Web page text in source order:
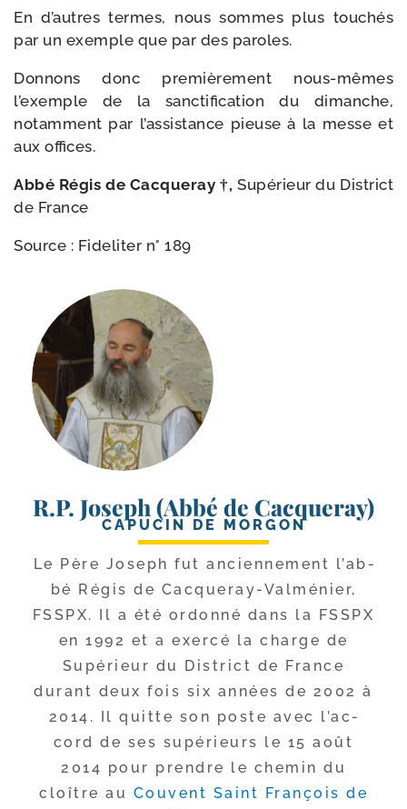
En d’autres termes, nous sommes plus tou­chés
par un exemple que par des paroles.
Donnons donc pre­miè­re­ment nous-​mêmes
l’exemple de la sanc­ti­fi­ca­tion du dimanche,
notam­ment par l’as­sis­tance pieuse à la messe et
aux offices.
Abbé Régis de Cacqueray †, Supérieur du District
de France
Source : Fideliter n° 189
R.P. Joseph (Abbé de Cacqueray)
CAPUCIN DE MORGON
Le Père Joseph fut ancien­ne­ment l’ab­
bé Régis de Cacqueray-​Valménier,
FSSPX. Il a été ordon­né dans la FSSPX
en 1992 et a exer­cé la charge de
Supérieur du District de France
durant deux fois six années de 2002 à
2014. Il quitte son poste avec l’ac­
cord de ses supé­rieurs le 15 août
2014 pour prendre le che­min du
cloître au Couvent Saint François de